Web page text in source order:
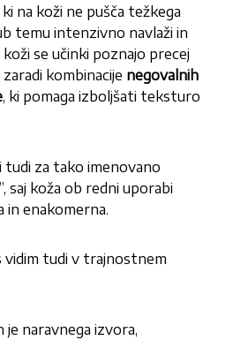
na koži ne pušča težkega
temu intenzivno navlaži in
koži se učinki poznajo precej
kombinacije negovalnih
, ki pomaga izboljšati teksturo
tudi za tako imenovano
saj koža ob redni uporabi
in enakomerna.
vidim tudi v trajnostnem
je naravnega izvora,